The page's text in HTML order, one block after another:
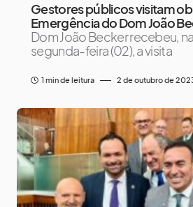
Gestores públicos visitam
Emergência do Dom João
Dom João Becker recebeu,
segunda-feira (02), a visita
1 min de leitura 2 de outubro de